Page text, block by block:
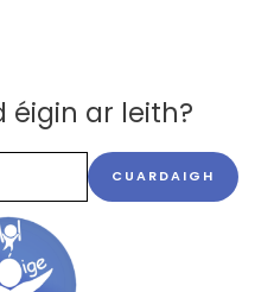
éigin ar leith?
CUARDAIGH